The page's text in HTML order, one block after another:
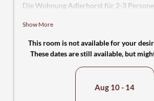
Die Wohnung Adlerhorst für 2-3
Schlafcouch, Flachbildfernseher mit Sat-
USB abspielbar sind. Hier lassen sich
genießen. In der voll ausgestatteten
Platten Ceranfeld, Spülmaschine,
leckere Speisen zaubern, welche am
Show More
This room is not available for your
These dates are still available, but
Aug 10 - 14